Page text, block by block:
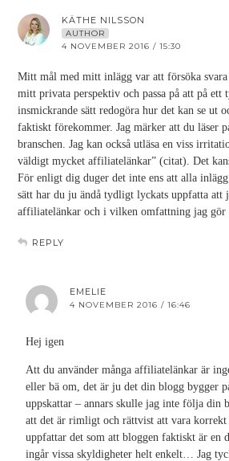
KÄTHE NILSSON
AUTHOR
4 NOVEMBER 2016 / 15:30
Mitt mål med mitt inlägg var att försöka
mitt privata perspektiv och passa på att på ett
insmickrande sätt redogöra hur det kan se ut
faktiskt förekommer. Jag märker att du läser
branschen. Jag kan också utläsa en viss
väldigt mycket affiliatelänkar” (citat). Det
För enligt dig duger det inte ens att alla
sätt har du ju ändå tydligt lyckats uppfatta att
affiliatelänkar och i vilken omfattning jag gör
REPLY
EMELIE
4 NOVEMBER 2016 / 16:46
Hej igen
Att du använder många affiliatelänkar är
eller bä om, det är ju det din blogg bygger
uppskattar – annars skulle jag inte följa din
att det är rimligt och rättvist att vara
uppfattar det som att bloggen faktiskt är en
ingår vissa skyldigheter helt enkelt… Jag